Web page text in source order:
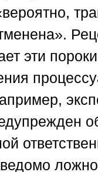
эти